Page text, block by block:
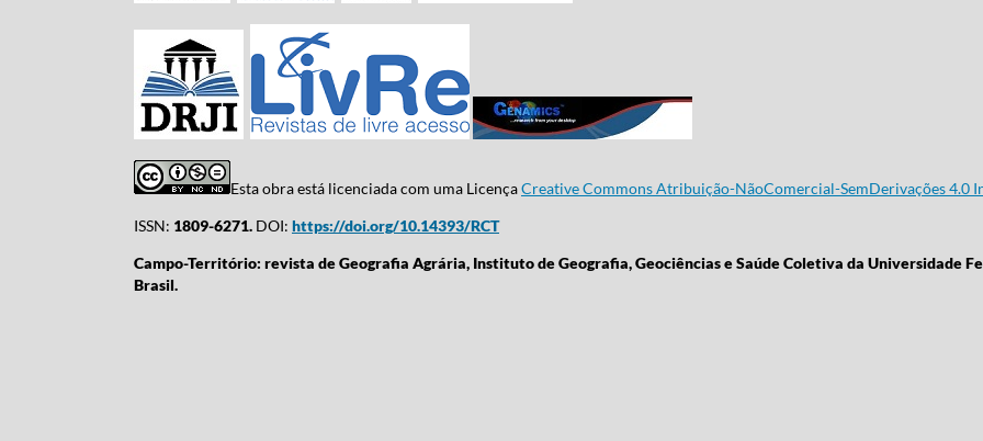
Esta obra está licenciada com uma LicençaCreative Commons Atribuição-NãoComercial-SemDerivações 4.0
ISSN: 1809-6271. DOI: https://doi.org/10.14393/RCT
Campo-Território: revista de Geografia Agrária, Instituto de Geografia, Geociências e Saúde Coletiva da Universidade
Brasil.